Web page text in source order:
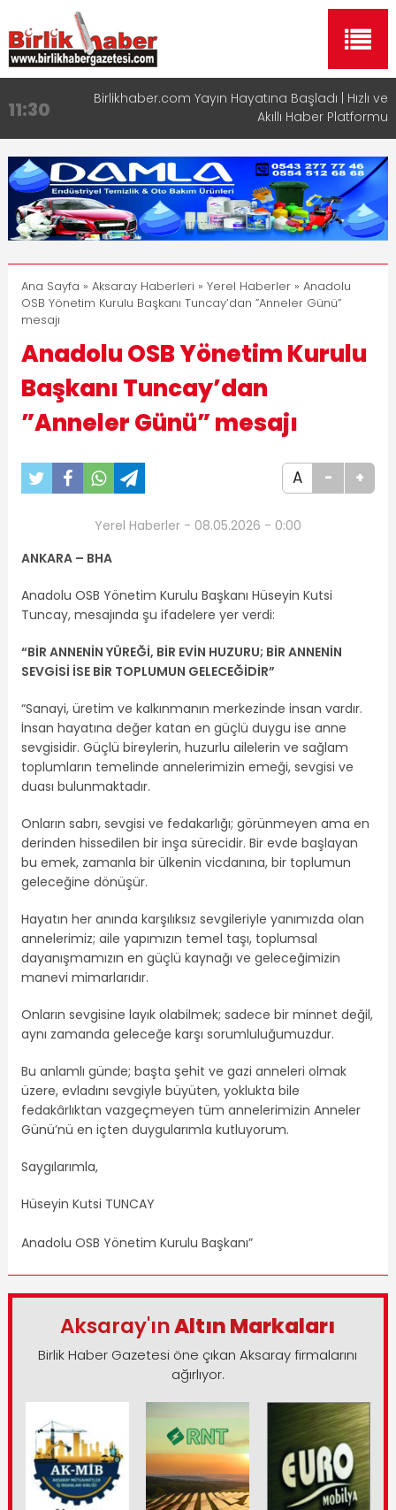
11:30
Birlikhaber.com Yayın Hayatına Başladı | Hızlı ve
Akıllı Haber Platformu
13:33 Taşımacılıkta Dijital Devrim: Rota Sepetim
17:15
Aksaray OSB Bölge Müdürü Makam Koltuğunu
Çocuklara Bıraktı
16:00
Aksaray Esnaf Rehberi ile Google ve Yapay Zeka
Aramalarında Öne Çıkın
8:23 Aksaray Esnaf Rehberi Hizmete Girdi
Ana Sayfa » Aksaray Haberleri » Yerel Haberler» Anadolu
OSB Yönetim Kurulu Başkanı Tuncay’dan ”Anneler Günü”
mesajı
Anadolu OSB Yönetim Kurulu
Başkanı Tuncay’dan
”Anneler Günü” mesajı
A - +
Yerel Haberler - 08.05.2026 - 0:00
ANKARA – BHA
Anadolu OSB Yönetim Kurulu Başkanı Hüseyin Kutsi
Tuncay, mesajında şu ifadelere yer verdi:
“BİR ANNENİN YÜREĞİ, BİR EVİN HUZURU; BİR ANNENİN
SEVGİSİ İSE BİR TOPLUMUN GELECEĞİDİR”
“Sanayi, üretim ve kalkınmanın merkezinde insan vardır.
İnsan hayatına değer katan en güçlü duygu ise anne
sevgisidir. Güçlü bireylerin, huzurlu ailelerin ve sağlam
toplumların temelinde annelerimizin emeği, sevgisi ve
duası bulunmaktadır.
Onların sabrı, sevgisi ve fedakarlığı; görünmeyen ama en
derinden hissedilen bir inşa sürecidir. Bir evde başlayan
bu emek, zamanla bir ülkenin vicdanına, bir toplumun
geleceğine dönüşür.
Hayatın her anında karşılıksız sevgileriyle yanımızda olan
annelerimiz; aile yapımızın temel taşı, toplumsal
dayanışmamızın en güçlü kaynağı ve geleceğimizin
manevi mimarlarıdır.
Onların sevgisine layık olabilmek; sadece bir minnet değil,
aynı zamanda geleceğe karşı sorumluluğumuzdur.
Bu anlamlı günde; başta şehit ve gazi anneleri olmak
üzere, evladını sevgiyle büyüten, yoklukta bile
fedakârlıktan vazgeçmeyen tüm annelerimizin Anneler
Günü’nü en içten duygularımla kutluyorum.
Saygılarımla,
Hüseyin Kutsi TUNCAY
Anadolu OSB Yönetim Kurulu Başkanı”
Aksaray'ınAltın Markaları
Birlik Haber Gazetesi öne çıkan Aksaray firmalarını
ağırlıyor.